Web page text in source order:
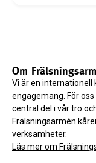
Om
Vi är en
engagemang. För
central del i vår tro
Frälsningsarmén
verksamheter.
Läs mer om